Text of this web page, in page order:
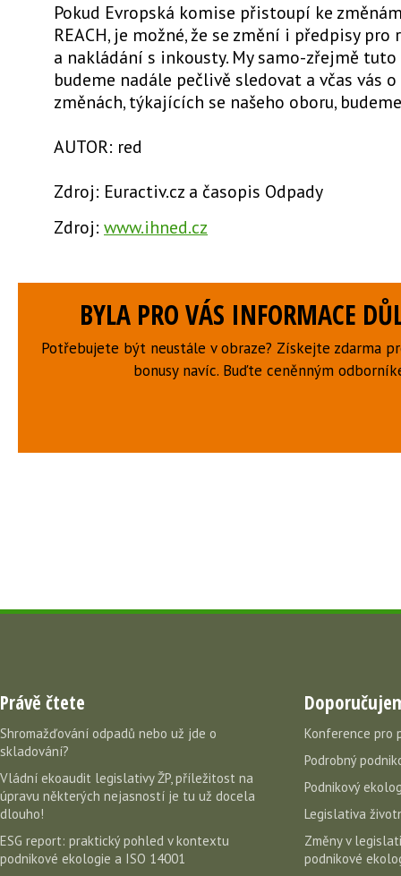
Pokud Evropská komise přistoupí ke
REACH, je možné, že se změní i předpisy
a nakládání s inkousty. My samo-zřejmě
budeme nadále pečlivě sledovat a včas vás
změnách, týkajících se našeho oboru,
AUTOR: red
Zdroj: Euractiv.cz a časopis Odpady
Zdroj: www.ihned.cz
BYLA PRO VÁS INFORMACE
Potřebujete být neustále v obraze? Získejte zdarma
bonusy navíc. Buďte ceněnným
Právě čtete
Shromažďování odpadů nebo už jde o
skladování?
Vládní ekoaudit legislativy ŽP, příležitost na
úpravu některých nejasností je tu už docela
dlouho!
ESG report: praktický pohled v kontextu
podnikové ekologie a ISO 14001
Konference pro
Podrobný
Podnikový
Legislativa
Změny v
podnikové